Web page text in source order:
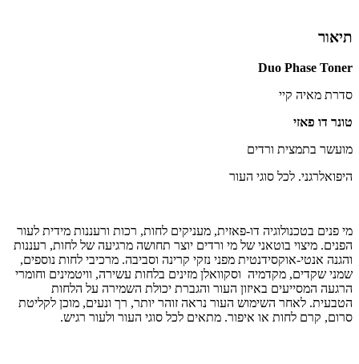
תיאור
Duo Phase Toner
סדרת מאיה קיי
טונר דו פאזי
מועשר בתמצית ורדים
היפואלרגני. לכל סוגי העור
מי פנים בטכנולוגיה דו-פאזית, מעניקים לחות, רכות ורעננות מידית לעור
הפנים. מיצוי בוטאני של מי ורדים יוצר תחושה מרגיעה של לחות, רעננות
והגנה אנטי-אוקסידנטית מפני נזקי קרינה וסביבה. מרכיבי לחות נוספים,
שמני שקדים, מקדמיה וסקוואלן מזינים בלחות עשירה, וויטמינים וחומרי
הרגעה המסייעים באיזון העור והגברת יכולת השמירה על הלחות
הטבעית. לאחר השימוש העור נראה זוהר יותר, רך ונעים, מוכן לקליטת
סרום, קרם לחות או איפור. מתאים לכל סוגי העור ולעור רגיש.